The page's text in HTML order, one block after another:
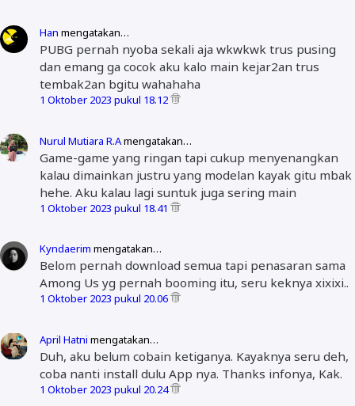
Han mengatakan…
PUBG pernah nyoba sekali aja wkwkwk trus pusing
dan emang ga cocok aku kalo main kejar2an trus
tembak2an bgitu wahahaha
1 Oktober 2023 pukul 18.12
Nurul Mutiara R.Amengatakan…
Game-game yang ringan tapi cukup menyenangkan
kalau dimainkan justru yang modelan kayak gitu mbak
hehe. Aku kalau lagi suntuk juga sering main
1 Oktober 2023 pukul 18.41
Kyndaerim mengatakan…
Belom pernah download semua tapi penasaran sama
Among Us yg pernah booming itu, seru keknya xixixi..
1 Oktober 2023 pukul 20.06
April Hatni mengatakan…
Duh, aku belum cobain ketiganya. Kayaknya seru deh,
coba nanti install dulu App nya. Thanks infonya, Kak.
1 Oktober 2023 pukul 20.24